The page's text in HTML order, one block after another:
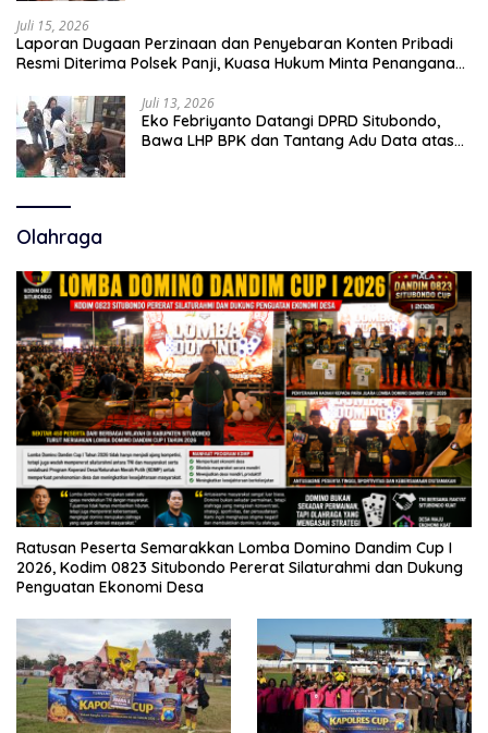
Juli 15, 2026
Laporan Dugaan Perzinaan dan Penyebaran Konten Pribadi
Resmi Diterima Polsek Panji, Kuasa Hukum Minta Penanganan
Juli 13, 2026
Eko Febriyanto Datangi DPRD Situbondo,
Bawa LHP BPK dan Tantang Adu Data atas
Olahraga
Ratusan Peserta Semarakkan Lomba Domino Dandim Cup I
2026, Kodim 0823 Situbondo Pererat Silaturahmi dan Dukung
Penguatan Ekonomi Desa